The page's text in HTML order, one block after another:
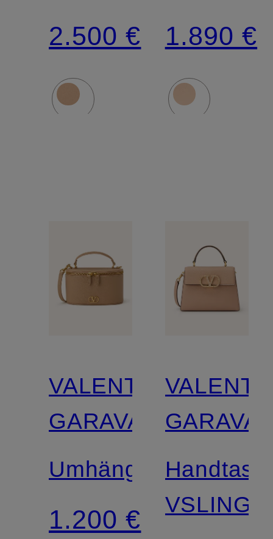
MEDIUM
2.500 € 1.890 €
VALENTINO
GARAVANI
Umhängetasche
1.200 €
VSLING